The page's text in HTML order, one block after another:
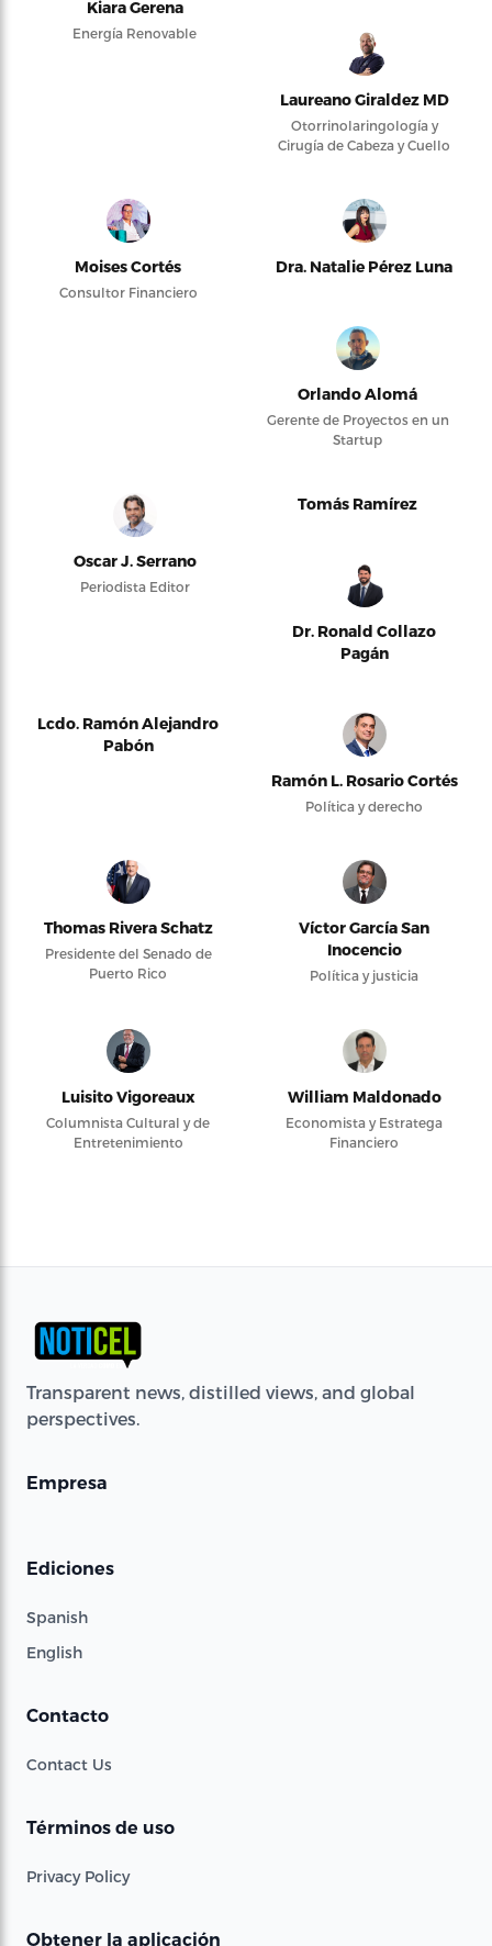
Kiara Gerena
Energía Renovable
Laureano Giraldez MD
Otorrinolaringología y
Cirugía de Cabeza y Cuello
Moises Cortés
Consultor Financiero
Dra. Natalie Pérez Luna
Orlando Alomá
Gerente de Proyectos en un
Startup
Oscar J. Serrano
Periodista Editor
Tomás Ramírez
Dr. Ronald Collazo
Pagán
Lcdo. Ramón Alejandro
Pabón
Ramón L. Rosario Cortés
Política y derecho
Thomas Rivera Schatz
Presidente del Senado de
Puerto Rico
Víctor García San
Inocencio
Política y justicia
Luisito Vigoreaux
Columnista Cultural y de
Entretenimiento
William Maldonado
Economista y Estratega
Financiero
Transparent news, distilled views, and global
perspectives.
Empresa
Ediciones
Spanish
English
Contacto
Contact Us
Términos de uso
Privacy Policy
Obtener la aplicación